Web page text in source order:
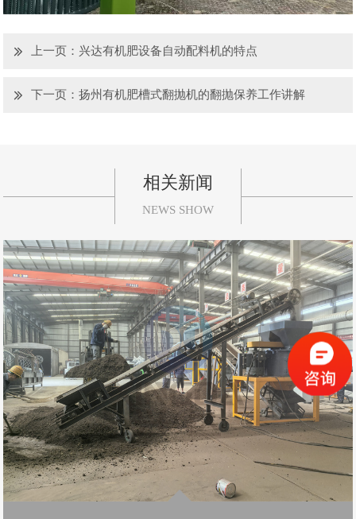
上一页： 兴达有机肥设备自动配料机的特点
下一页：扬州有机肥槽式翻抛机的翻抛保养工作讲解
相关新闻
NEWS SHOW